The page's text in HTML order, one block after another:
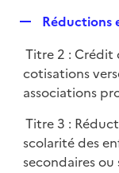
e
r
l
i
e
r
p
l
i
e
Titre 2 :
cotisations
associations
Titre 3 :
scolarité des
secondaires ou